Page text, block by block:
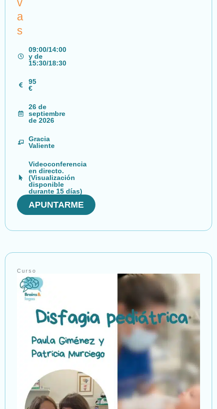
a
s
09:00/14:00
y de
15:30/18:30
95
€
26 de
septiembre
de 2026
Gracia
Valiente
Videoconferencia
en directo.
(Visualización
disponible
durante 15 días)
APUNTARME
Curso